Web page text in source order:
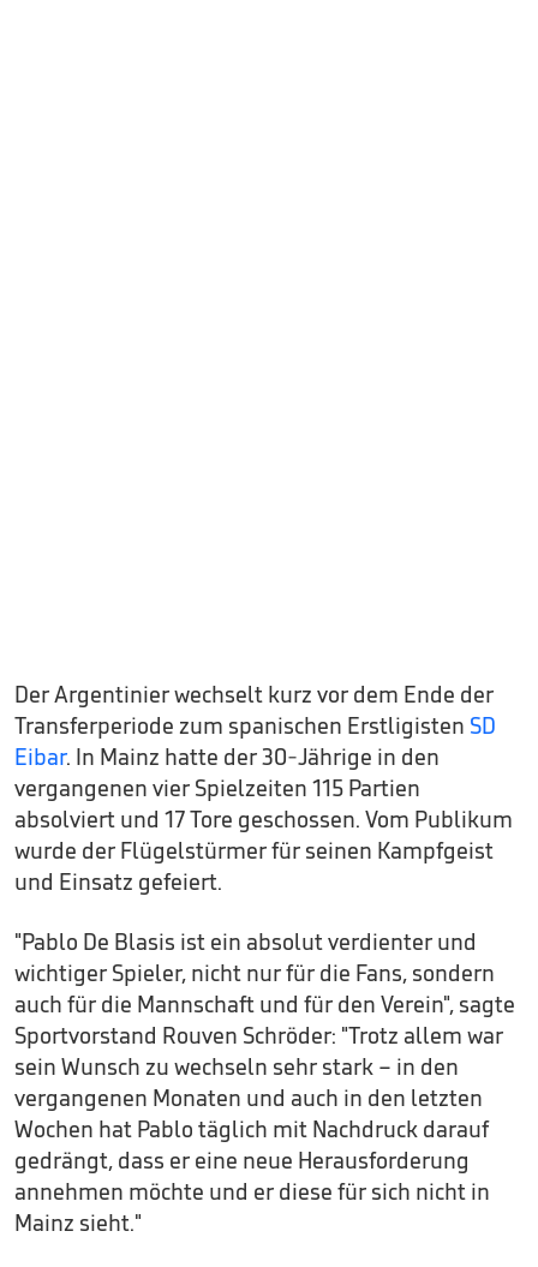
Der Argentinier wechselt kurz vor dem Ende der
Transferperiode zum spanischen Erstligisten SD
Eibar. In Mainz hatte der 30-Jährige in den
vergangenen vier Spielzeiten 115 Partien
absolviert und 17 Tore geschossen. Vom Publikum
wurde der Flügelstürmer für seinen Kampfgeist
und Einsatz gefeiert.
"Pablo De Blasis ist ein absolut verdienter und
wichtiger Spieler, nicht nur für die Fans, sondern
auch für die Mannschaft und für den Verein", sagte
Sportvorstand Rouven Schröder: "Trotz allem war
sein Wunsch zu wechseln sehr stark – in den
vergangenen Monaten und auch in den letzten
Wochen hat Pablo täglich mit Nachdruck darauf
gedrängt, dass er eine neue Herausforderung
annehmen möchte und er diese für sich nicht in
Mainz sieht."